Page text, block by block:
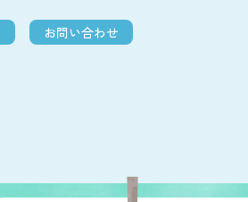
お問い合わせ